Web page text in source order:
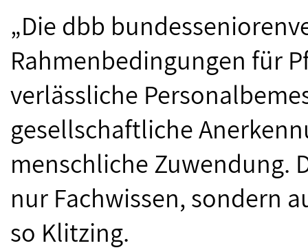
„Die dbb
Rahmenbedingungen für
verlässliche
gesellschaftliche
menschliche Zuwendung.
nur Fachwissen, sondern
so Klitzing.